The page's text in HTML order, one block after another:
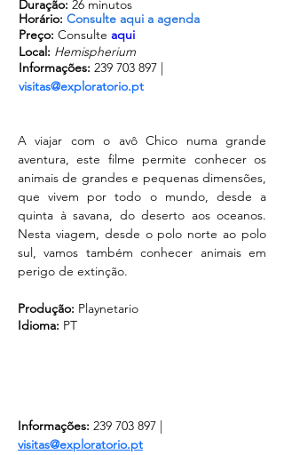
Duração: 26 minutos
Horário: Consulte aqui a agenda
Preço: Consulte aqui
Local: Hemispherium
Informações: 239 703 897 |
visitas@exploratorio.pt
A viajar com o avô Chico numa grande
aventura, este filme permite conhecer os
animais de grandes e pequenas dimensões,
que vivem por todo o mundo, desde a
quinta à savana, do deserto aos oceanos.
Nesta viagem, desde o polo norte ao polo
sul, vamos também conhecer animais em
perigo de extinção.
Produção: Playnetario
Idioma: PT
Informações: 239 703 897 |
visitas@exploratorio.pt